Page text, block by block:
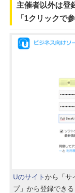
主催者以外は登
「1クリックで
Uのサイトから「サ
プ」から登録できる